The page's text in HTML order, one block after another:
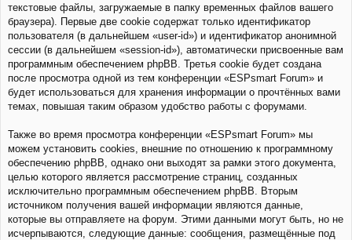
текстовые файлы, загружаемые в папку временных файлов вашего
браузера). Первые две cookie содержат только идентификатор
пользователя (в дальнейшем «user-id») и идентификатор анонимной
сессии (в дальнейшем «session-id»), автоматически присвоенные вам
программным обеспечением phpBB. Третья cookie будет создана
после просмотра одной из тем конференции «ESPsmart Forum» и
будет использоваться для хранения информации о прочтённых вами
темах, повышая таким образом удобство работы с форумами.
Также во время просмотра конференции «ESPsmart Forum» мы
можем установить cookies, внешние по отношению к программному
обеспечению phpBB, однако они выходят за рамки этого документа,
целью которого является рассмотрение страниц, созданных
исключительно программным обеспечением phpBB. Вторым
источником получения вашей информации являются данные,
которые вы отправляете на форум. Этими данными могут быть, но не
исчерпываются, следующие данные: сообщения, размещённые под